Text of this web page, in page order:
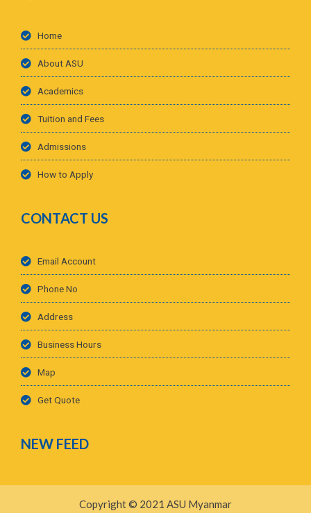
Home
About ASU
Academics
Tuition and Fees
Admissions
How to Apply
CONTACT US
Email Account
Phone No
Address
Business Hours
Map
Get Quote
NEW FEED
Copyright © 2021 ASU Myanmar